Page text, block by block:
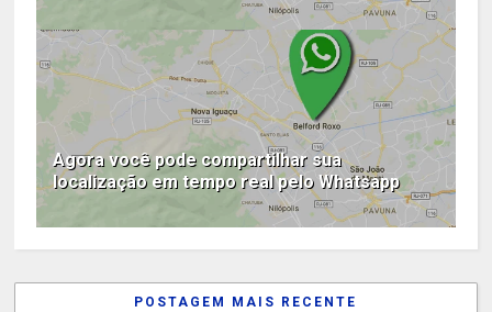
Agora você pode compartilhar sua
localização em tempo real pelo Whatsapp
POSTAGEM MAIS RECENTE